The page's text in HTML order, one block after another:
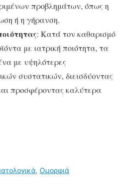
προβλημάτων, όπως η
ή η γήρανση.
: Κατά τον καθαρισμό
με ιατρική ποιότητα, τα
με υψηλότερες
συστατικών, διεισδύοντας
προσφέροντας καλύτερα
, Ομορφιά